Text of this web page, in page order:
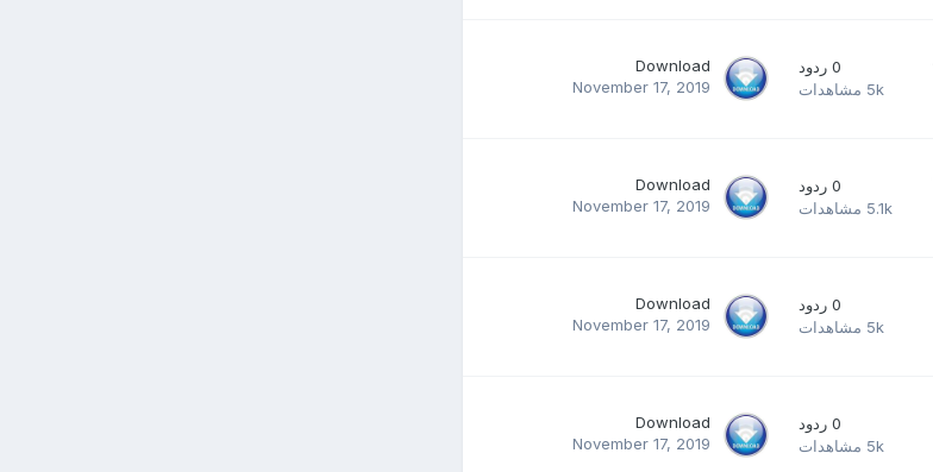
0 ردود
5k مشاهدات
Download
November 17, 2019
0 ردود
5.1k مشاهدات
Download
November 17, 2019
0 ردود
5k مشاهدات
Download
November 17, 2019
0 ردود
5k مشاهدات
Download
November 17, 2019